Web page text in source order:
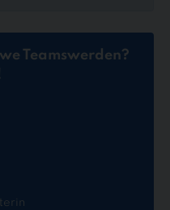
Teamswerden?